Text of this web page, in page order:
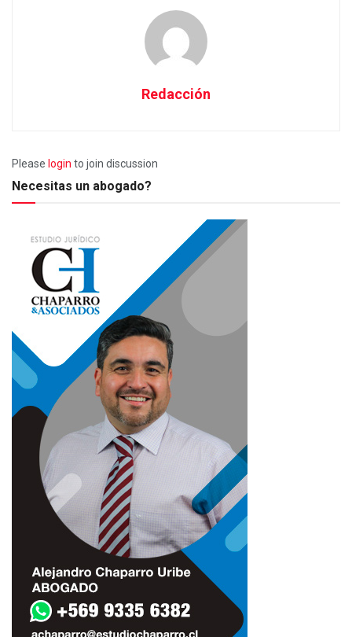
Redacción
Please login to join discussion
Necesitas un abogado?